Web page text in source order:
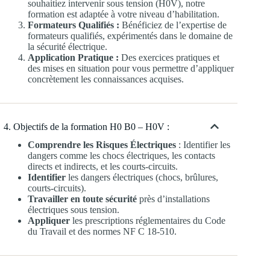
souhaitiez intervenir sous tension (H0V), notre
formation est adaptée à votre niveau d’habilitation.
Formateurs Qualifiés : Bénéficiez de l’expertise de
formateurs qualifiés, expérimentés dans le domaine de
la sécurité électrique.
Application Pratique : Des exercices pratiques et
des mises en situation pour vous permettre d’appliquer
concrètement les connaissances acquises.
4. Objectifs de la formation H0 B0 – H0V :
Comprendre les Risques Électriques : Identifier les
dangers comme les chocs électriques, les contacts
directs et indirects, et les courts-circuits.
Identifier les dangers électriques (chocs, brûlures,
courts-circuits).
Travailler en toute sécurité près d’installations
électriques sous tension.
Appliquer les prescriptions réglementaires du Code
du Travail et des normes NF C 18-510.